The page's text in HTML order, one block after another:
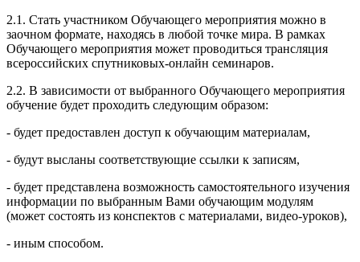
2.1. Стать участником Обучающего мероприятия можно в
заочном формате, находясь в любой точке мира. В рамках
Обучающего мероприятия может проводиться трансляция
всероссийских спутниковых-онлайн семинаров.
2.2. В зависимости от выбранного Обучающего мероприятия
обучение будет проходить следующим образом:
- будет предоставлен доступ к обучающим материалам,
- будут высланы соответствующие ссылки к записям,
- будет представлена возможность самостоятельного изучения
информации по выбранным Вами обучающим модулям
(может состоять из конспектов с материалами, видео-уроков),
- иным способом.